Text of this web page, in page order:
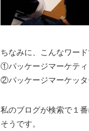
ちなみに、こんなワー
①パッケージマーケテ
②パッケージマーケッ
私のブログが検索で１番
そうです。